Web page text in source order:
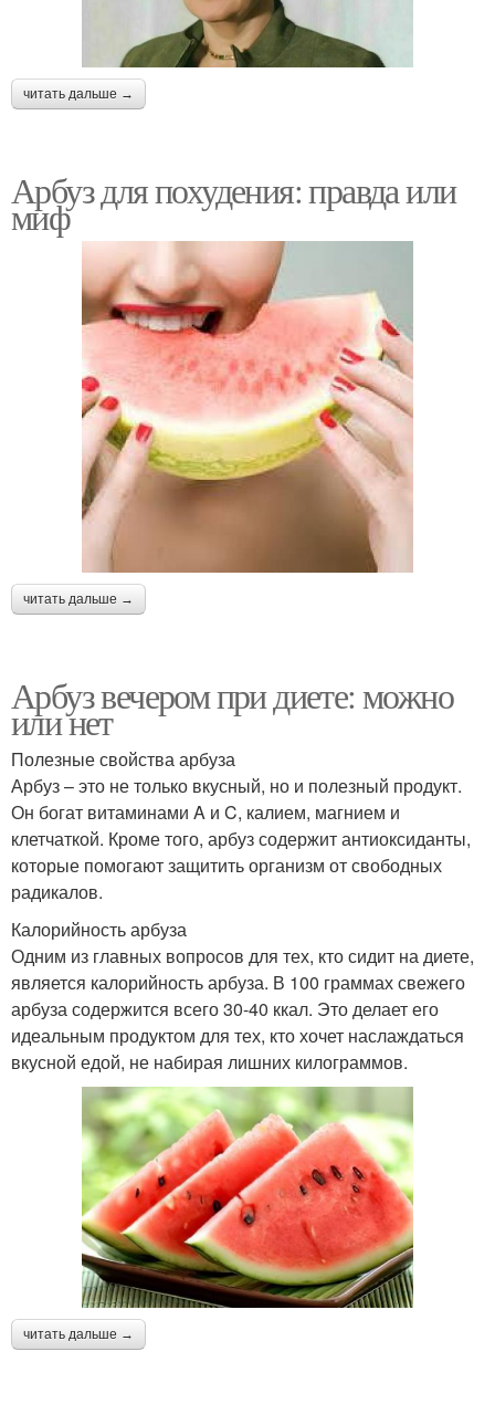
читать дальше →
Арбуз для похудения: правда или
миф
читать дальше →
Арбуз вечером при диете: можно
или нет
Полезные свойства арбуза
Арбуз – это не только вкусный, но и полезный продукт.
Он богат витаминами A и C, калием, магнием и
клетчаткой. Кроме того, арбуз содержит антиоксиданты,
которые помогают защитить организм от свободных
радикалов.
Калорийность арбуза
Одним из главных вопросов для тех, кто сидит на диете,
является калорийность арбуза. В 100 граммах свежего
арбуза содержится всего 30-40 ккал. Это делает его
идеальным продуктом для тех, кто хочет наслаждаться
вкусной едой, не набирая лишних килограммов.
читать дальше →